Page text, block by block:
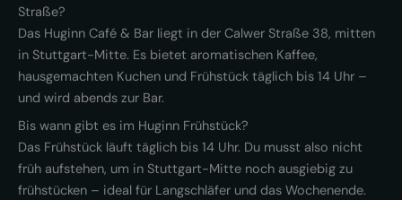
Straße?
Das Huginn Café & Bar liegt in der Calwer Straße 38, mitten
in Stuttgart-Mitte. Es bietet aromatischen Kaffee,
hausgemachten Kuchen und Frühstück täglich bis 14 Uhr –
und wird abends zur Bar.
Bis wann gibt es im Huginn Frühstück?
Das Frühstück läuft täglich bis 14 Uhr. Du musst also nicht
früh aufstehen, um in Stuttgart-Mitte noch ausgiebig zu
frühstücken – ideal für Langschläfer und das Wochenende.